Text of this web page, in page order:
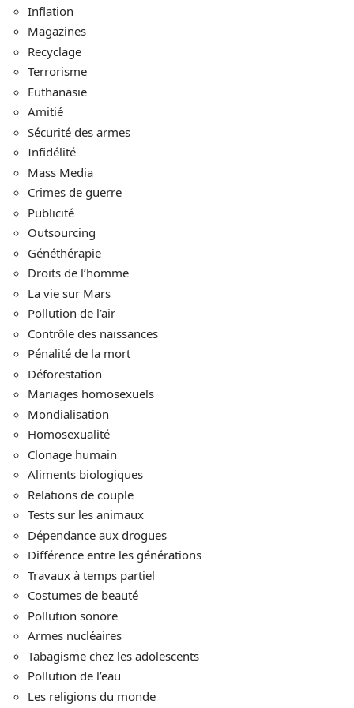
Inflation
Magazines
Recyclage
Terrorisme
Euthanasie
Amitié
Sécurité des armes
Infidélité
Mass Media
Crimes de guerre
Publicité
Outsourcing
Généthérapie
Droits de l’homme
La vie sur Mars
Pollution de l’air
Contrôle des naissances
Pénalité de la mort
Déforestation
Mariages homosexuels
Mondialisation
Homosexualité
Clonage humain
Aliments biologiques
Relations de couple
Tests sur les animaux
Dépendance aux drogues
Différence entre les générations
Travaux à temps partiel
Costumes de beauté
Pollution sonore
Armes nucléaires
Tabagisme chez les adolescents
Pollution de l’eau
Les religions du monde